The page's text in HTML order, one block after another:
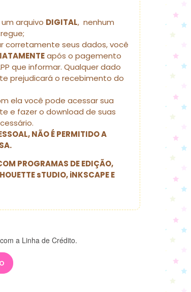
arquivo DIGITAL, nenhum
corretamente seus dados, você
após o pagemento
que informar. Qualquer dado
prejudicará o recebimento do
ela você pode acessar sua
e fazer o download de suas
NÃO É PERMITIDO A
PROGRAMAS DE EDIÇÃO,
sTUDIO, iNKSCAPE E
com a Linha de Crédito.